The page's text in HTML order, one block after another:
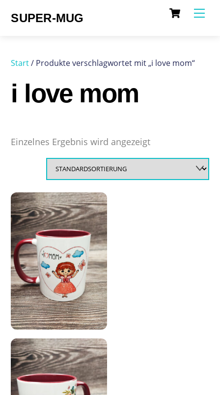
Cart
SUPER-MUG
Start/ Produkte verschlagwortet mit „i love mom“
i love mom
Einzelnes Ergebnis wird angezeigt